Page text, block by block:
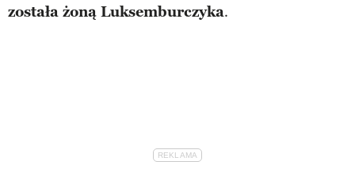
została żoną Luksemburczyka.